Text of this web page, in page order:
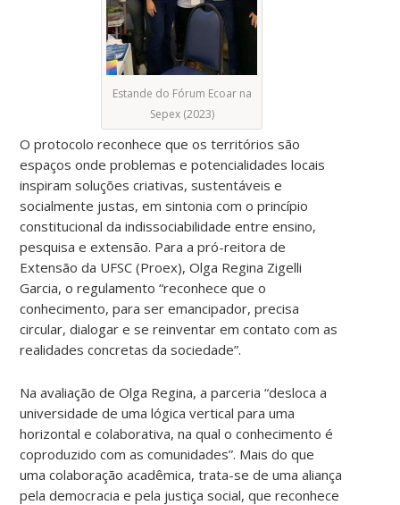
Estande do Fórum Ecoar na
Sepex (2023)
O protocolo reconhece que os territórios são
espaços onde problemas e potencialidades locais
inspiram soluções criativas, sustentáveis e
socialmente justas, em sintonia com o princípio
constitucional da indissociabilidade entre ensino,
pesquisa e extensão. Para a pró-reitora de
Extensão da UFSC (Proex), Olga Regina Zigelli
Garcia, o regulamento “reconhece que o
conhecimento, para ser emancipador, precisa
circular, dialogar e se reinventar em contato com as
realidades concretas da sociedade”.
Na avaliação de Olga Regina, a parceria “desloca a
universidade de uma lógica vertical para uma
horizontal e colaborativa, na qual o conhecimento é
coproduzido com as comunidades”. Mais do que
uma colaboração acadêmica, trata-se de uma aliança
pela democracia e pela justiça social, que reconhece